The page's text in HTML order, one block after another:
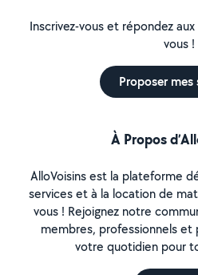
Inscrivez-vous et répondez
vous !
Proposer mes
À Propos
AlloVoisins est la plateforme
services et à la location de
vous ! Rejoignez notre
membres, professionnels
votre quotidien pour